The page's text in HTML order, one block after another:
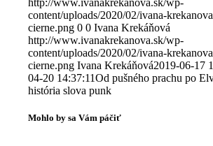
http://www.ivanakrekanova.sk/wp-
content/uploads/2020/02/ivana-
cierne.png 0 0 Ivana Krekáňová
http://www.ivanakrekanova.sk/wp-
content/uploads/2020/02/ivana-
cierne.png Ivana Krekáňová2019-06-17
04-20 14:37:11Od pušného prachu po
história slova punk
Mohlo by sa Vám páčiť